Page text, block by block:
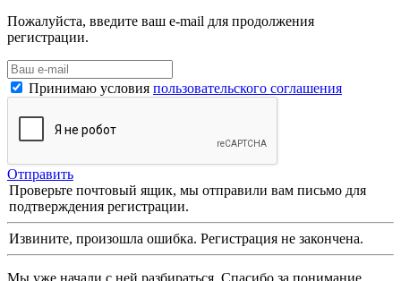
Пожалуйста, введите ваш e-mail для продолжения
регистрации.
Принимаю условия пользовательского соглашения
Отправить
Проверьте почтовый ящик, мы отправили вам письмо для
подтверждения регистрации.
Извините, произошла ошибка. Регистрация не закончена.
Мы уже начали с ней разбираться. Спасибо за понимание.